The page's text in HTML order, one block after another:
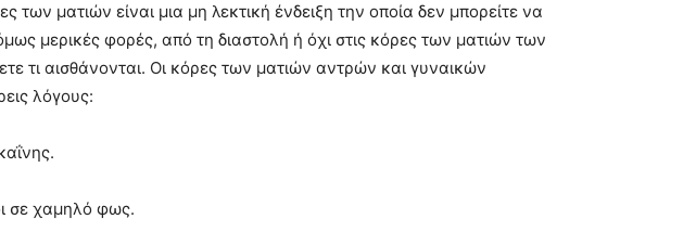
των ματιών είναι μια μη λεκτική ένδειξη την οποία δεν μπορείτε να
μερικές φορές, από τη διαστολή ή όχι στις κόρες των ματιών των
τι αισθάνονται. Οι κόρες των ματιών αντρών και γυναικών
λόγους:
σε χαμηλό φως.